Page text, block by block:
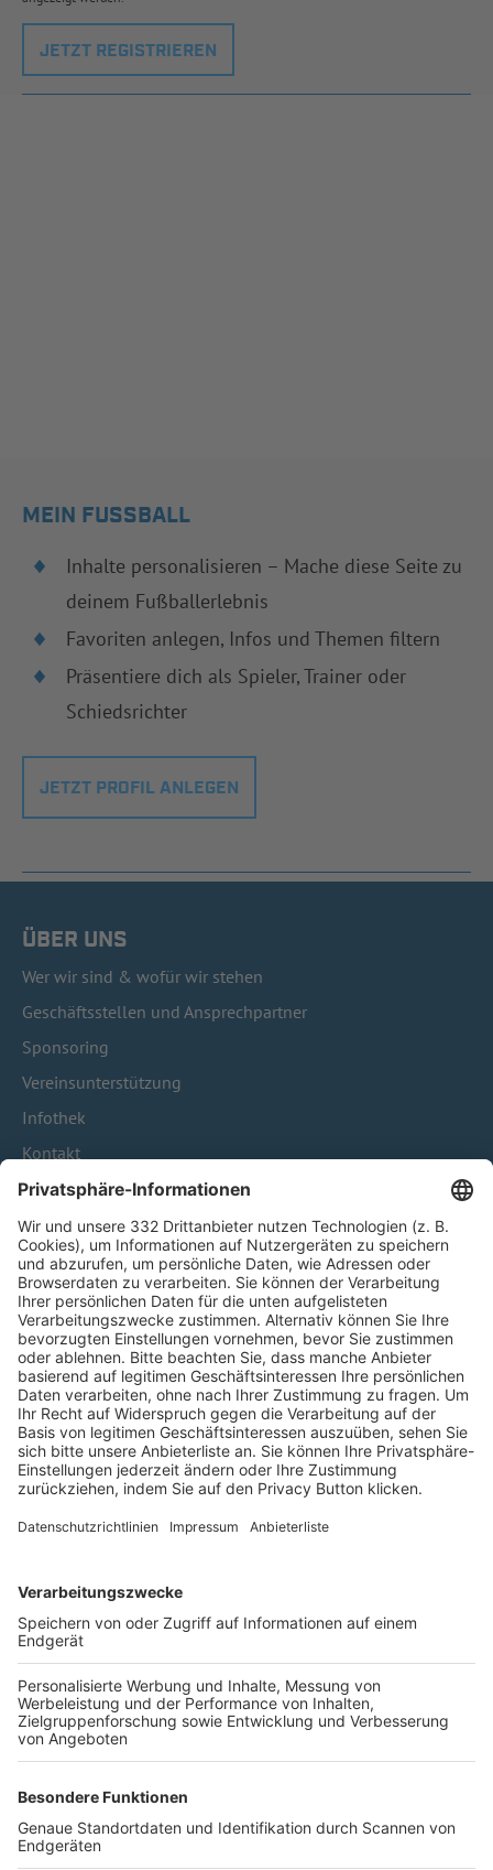
JETZT REGISTRIEREN
MEIN FUSSBALL
Inhalte personalisieren – Mache diese Seite zu
deinem Fußballerlebnis
Favoriten anlegen, Infos und Themen filtern
Präsentiere dich als Spieler, Trainer oder
Schiedsrichter
JETZT PROFIL ANLEGEN
ÜBER UNS
Wer wir sind & wofür wir stehen
Geschäftsstellen und Ansprechpartner
Sponsoring
Vereinsunterstützung
Infothek
Kontakt
HÄUFIG BESUCHTE SEITEN
Pässe und Vereinswechsel
Trainerausbildung
Schulungsangebot Vereinsmitarbeiter
BFV-Geschäftsstellen
Trainerbörse
Login SpielPlus
FOLGE DEM BFV
TOP-VEREINE
TOP-PARTNER